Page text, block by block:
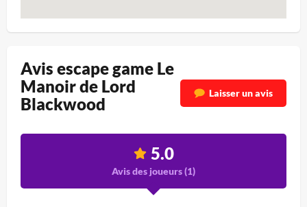
Avis escape game Le
Manoir de Lord
Blackwood
Laisser un avis
5.0
Avis des joueurs (1)